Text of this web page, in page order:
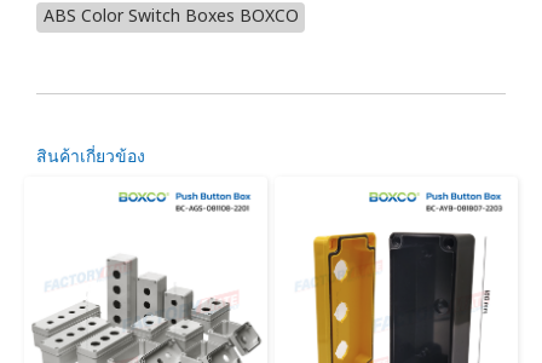
ABS Color Switch Boxes BOXCO
สินค้าเกี่ยวข้อง